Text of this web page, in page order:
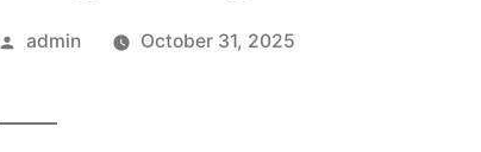
Posted
admin October 31, 2025